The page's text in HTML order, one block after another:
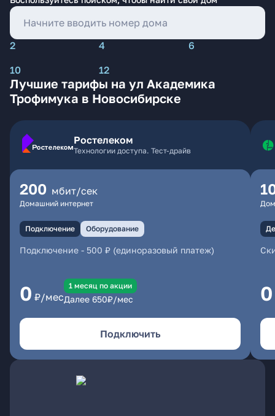
2 4
6
10
12
Лучшие тарифы на ул Академика
Трофимука в Новосибирске
Ростелеком
Технологии доступа. Тест-драйв
200 мбит/сек
Домашний интернет
Подключение Оборудование
Подключение - 500 ₽ (единоразовый платеж)
0 ₽/мес
1 месяц по акции
Далее 650₽/мес
Подключить
0